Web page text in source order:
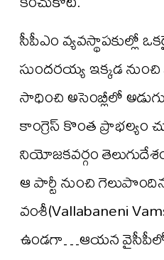
సీపీఎం వ్యవస్థాపకుల్లో
సుందరయ్య ఇక్కడ
సాధించి అసెంబ్లీలో
కాంగ్రెస్ కొంత ప్రాభల్యం
నియోజకవర్గం
ఆ పార్టీ నుంచి
వంశీ(Vallabaneni
ఉండగా…ఆయన వైసీపీలో